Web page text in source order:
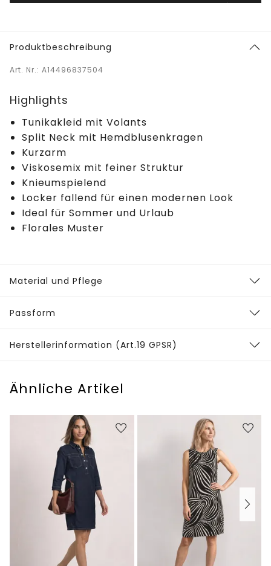
Produktbeschreibung
Art. Nr.: A14496837504
Highlights
Tunikakleid mit Volants
Split Neck mit Hemdblusenkragen
Kurzarm
Viskosemix mit feiner Struktur
Knieumspielend
Locker fallend für einen modernen Look
Ideal für Sommer und Urlaub
Florales Muster
Material und Pflege
Passform
Herstellerinformation (Art.19 GPSR)
Ähnliche Artikel